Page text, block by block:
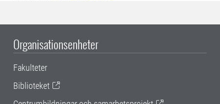
Organisationsenheter
Fakulteter
Biblioteket